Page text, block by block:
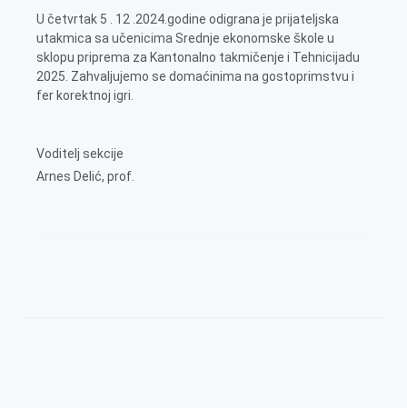
U četvrtak 5 . 12 .2024.godine odigrana je prijateljska
utakmica sa učenicima Srednje ekonomske škole u
sklopu priprema za Kantonalno takmičenje i Tehnicijadu
2025. Zahvaljujemo se domaćinima na gostoprimstvu i
fer korektnoj igri.
Voditelj sekcije
Arnes Delić, prof.